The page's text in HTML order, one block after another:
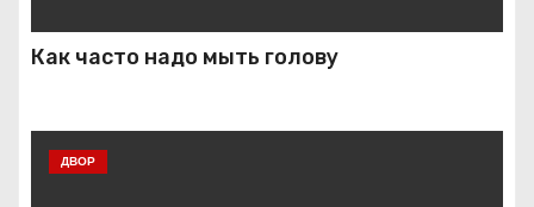
Как часто надо мыть голову
ДВОР